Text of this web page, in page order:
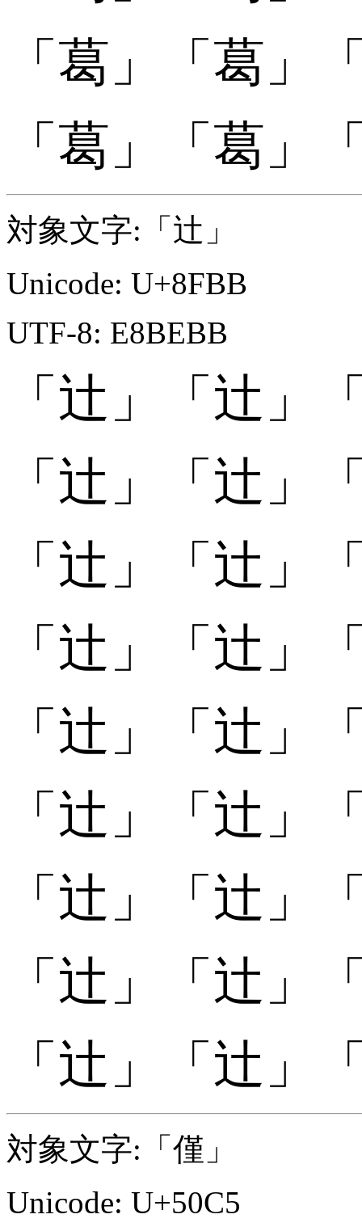
「葛󠄆」 「葛󠄆」
「葛󠄇」 「葛󠄇」
対象文字:「辻」
Unicode: U+8FBB
UTF-8: E8BEBB
「辻」 「辻」
「辻󠄀」 「辻󠄀」
「辻󠄁」 「辻󠄁」
「辻󠄂」 「辻󠄂」
「辻󠄃」 「辻󠄃」
「辻󠄄」 「辻󠄄」
「辻󠄅」 「辻󠄅」
「辻󠄆」 「辻󠄆」
「辻󠄇」 「辻󠄇」
対象文字:「僅」
Unicode: U+50C5